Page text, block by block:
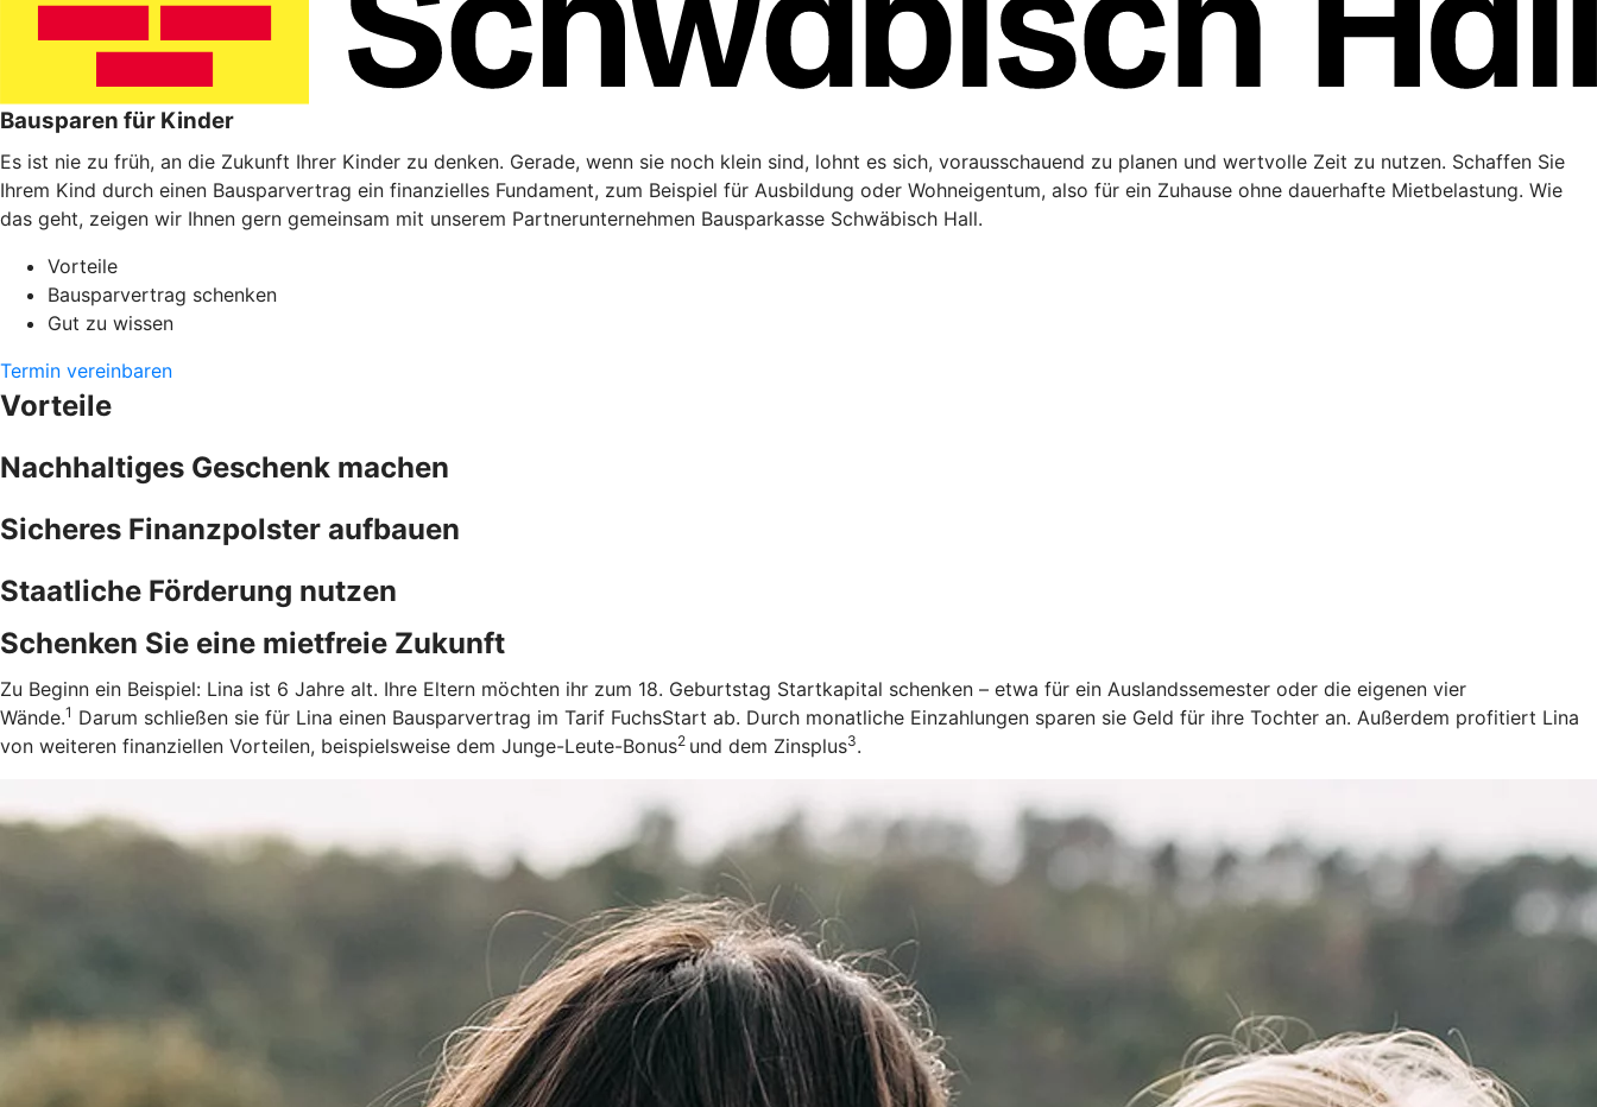
Bausparen für Kinder
Es ist nie zu früh, an die Zukunft Ihrer Kinder zu denken. Gerade, wenn sie noch klein sind, lohnt es sich, vorausschauend zu planen und wertvolle Zeit zu nutzen. Schaffen Sie
Ihrem Kind durch einen Bausparvertrag ein finanzielles Fundament, zum Beispiel für Ausbildung oder Wohneigentum, also für ein Zuhause ohne dauerhafte Mietbelastung. Wie
das geht, zeigen wir Ihnen gern gemeinsam mit unserem Partnerunternehmen Bausparkasse Schwäbisch Hall.
Vorteile
Bausparvertrag schenken
Gut zu wissen
Termin vereinbaren
Vorteile
Nachhaltiges Geschenk machen
Sicheres Finanzpolster aufbauen
Staatliche Förderung nutzen
Schenken Sie eine mietfreie Zukunft
Zu Beginn ein Beispiel: Lina ist 6 Jahre alt. Ihre Eltern möchten ihr zum 18. Geburtstag Startkapital schenken – etwa für ein Auslandssemester oder die eigenen vier
Wände.1 Darum schließen sie für Lina einen Bausparvertrag im Tarif FuchsStart ab. Durch monatliche Einzahlungen sparen sie Geld für ihre Tochter an. Außerdem profitiert Lina
von weiteren finanziellen Vorteilen, beispielsweise dem Junge-Leute-Bonus2 und dem Zinsplus3.